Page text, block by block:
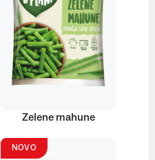
Zelene mahune
NOVO